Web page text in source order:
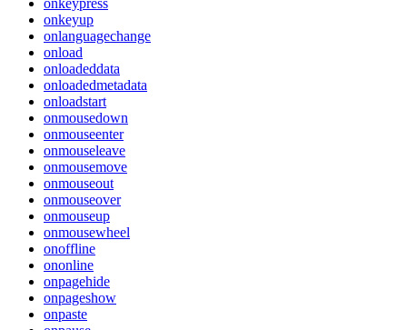
onkeyup
onlanguagechange
onload
onloadeddata
onloadedmetadata
onloadstart
onmousedown
onmouseenter
onmouseleave
onmousemove
onmouseout
onmouseover
onmouseup
onmousewheel
onoffline
ononline
onpagehide
onpageshow
onpaste